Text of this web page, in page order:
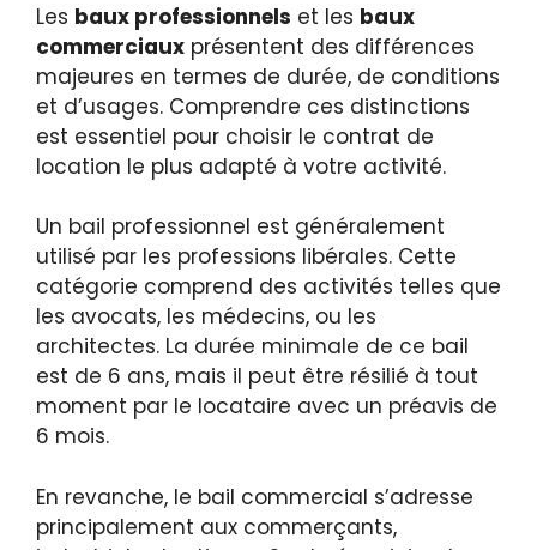
Les baux professionnels et les baux
commerciaux présentent des différences
majeures en termes de durée, de conditions
et d’usages. Comprendre ces distinctions
est essentiel pour choisir le contrat de
location le plus adapté à votre activité.
Un bail professionnel est généralement
utilisé par les professions libérales. Cette
catégorie comprend des activités telles que
les avocats, les médecins, ou les
architectes. La durée minimale de ce bail
est de 6 ans, mais il peut être résilié à tout
moment par le locataire avec un préavis de
6 mois.
En revanche, le bail commercial s’adresse
principalement aux commerçants,